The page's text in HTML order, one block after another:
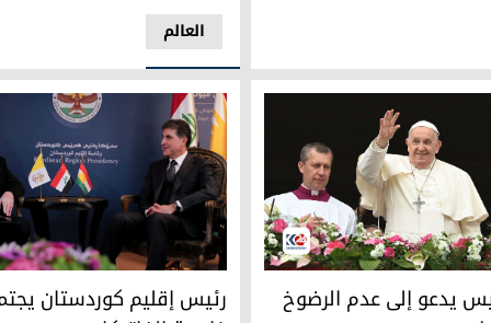
العالم
يدعو إلى عدم الرضوخ لمنطق السلاح
يدعو إلى عدم الرضوخ رئيس إقليم كوردستان يجتمع
رئيس إقليم كوردستان